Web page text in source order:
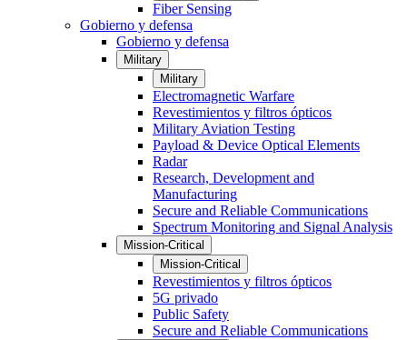
Fiber Sensing
Gobierno y defensa
Gobierno y defensa
Military
Military
Electromagnetic Warfare
Revestimientos y filtros ópticos
Military Aviation Testing
Payload & Device Optical Elements
Radar
Research, Development and
Manufacturing
Secure and Reliable Communications
Spectrum Monitoring and Signal Analysis
Mission-Critical
Mission-Critical
Revestimientos y filtros ópticos
5G privado
Public Safety
Secure and Reliable Communications